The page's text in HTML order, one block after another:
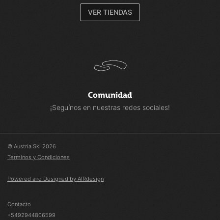
capacidades hidrófugas de nuestro calzado. Nuestros modelos
GORE-TEX impermeables no contienen ningún PFCec.
VER TIENDAS
Comunidad
¡Seguínos en nuestras redes sociales!
© Austria Ski 2026
Términos y Condiciones
Powered and Designed by AIRdesign
Contacto
+5492944806599